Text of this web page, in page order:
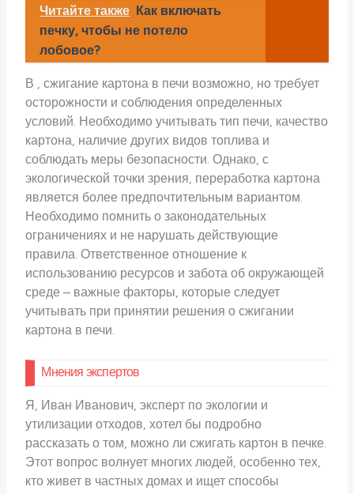
Читайте также Как включать
печку, чтобы не потело
лобовое?
В , сжигание картона в печи возможно, но требует
осторожности и соблюдения определенных
условий. Необходимо учитывать тип печи, качество
картона, наличие других видов топлива и
соблюдать меры безопасности. Однако, с
экологической точки зрения, переработка картона
является более предпочтительным вариантом.
Необходимо помнить о законодательных
ограничениях и не нарушать действующие
правила. Ответственное отношение к
использованию ресурсов и забота об окружающей
среде – важные факторы, которые следует
учитывать при принятии решения о сжигании
картона в печи.
Мнения экспертов
Я, Иван Иванович, эксперт по экологии и
утилизации отходов, хотел бы подробно
рассказать о том, можно ли сжигать картон в печке.
Этот вопрос волнует многих людей, особенно тех,
кто живет в частных домах и ищет способы